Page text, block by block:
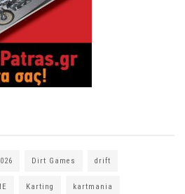
Dirt Games drift
Karting kartmania